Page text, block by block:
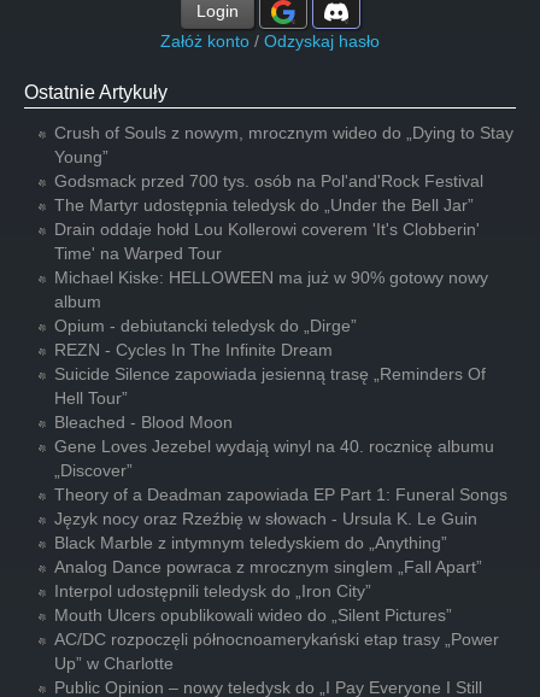
Login
Załóż konto / Odzyskaj hasło
Ostatnie Artykuły
Crush of Souls z nowym, mrocznym wideo do „Dying to Stay
Young”
Godsmack przed 700 tys. osób na Pol'and'Rock Festival
The Martyr udostępnia teledysk do „Under the Bell Jar”
Drain oddaje hołd Lou Kollerowi coverem 'It's Clobberin'
Time' na Warped Tour
Michael Kiske: HELLOWEEN ma już w 90% gotowy nowy
album
Opium - debiutancki teledysk do „Dirge”
REZN - Cycles In The Infinite Dream
Suicide Silence zapowiada jesienną trasę „Reminders Of
Hell Tour”
Bleached - Blood Moon
Gene Loves Jezebel wydają winyl na 40. rocznicę albumu
„Discover”
Theory of a Deadman zapowiada EP Part 1: Funeral Songs
Język nocy oraz Rzeźbię w słowach - Ursula K. Le Guin
Black Marble z intymnym teledyskiem do „Anything”
Analog Dance powraca z mrocznym singlem „Fall Apart”
Interpol udostępnili teledysk do „Iron City”
Mouth Ulcers opublikowali wideo do „Silent Pictures”
AC/DC rozpoczęli północnoamerykański etap trasy „Power
Up” w Charlotte
Public Opinion – nowy teledysk do „I Pay Everyone I Still